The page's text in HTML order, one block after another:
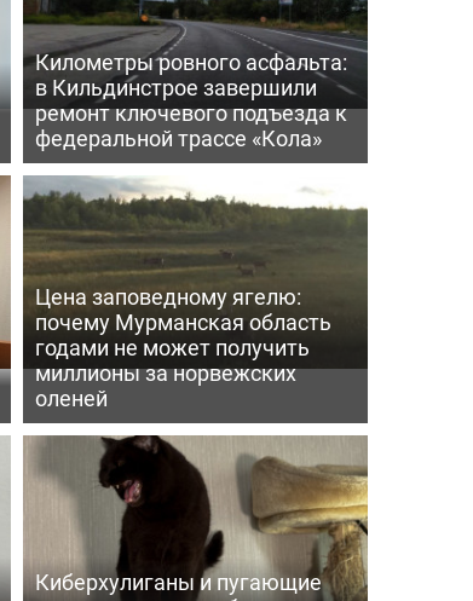
Километры ровного асфальта:
в Кильдинстрое завершили
ремонт ключевого подъезда к
федеральной трассе «Кола»
Цена заповедному ягелю:
почему Мурманская область
годами не может получить
миллионы за норвежских
оленей
Киберхулиганы и пугающие